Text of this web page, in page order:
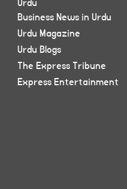
Business News in Urdu
Urdu Magazine
Urdu Blogs
The Express Tribune
Express Entertainment